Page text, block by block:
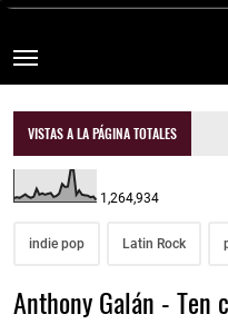
VISTAS A LA PÁGINA TOTALES
1,264,934
indie pop Latin Rock
Anthony Galán - Ten